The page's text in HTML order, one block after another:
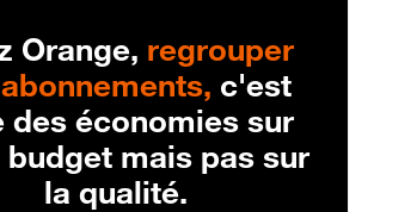
Orange, regrouper
c'est
des économies sur
mais pas sur
la qualité.